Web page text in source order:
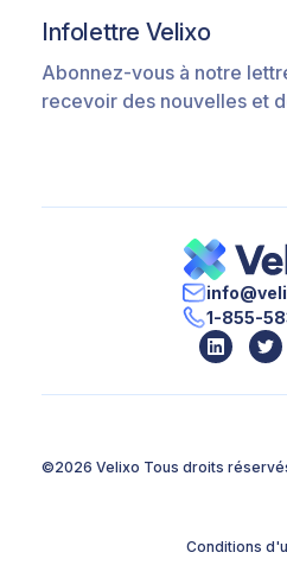
Infolettre Velixo
Abonnez-vous à notre
recevoir des nouvelles et
1-855-
©2026 Velixo Tous droits
Conditions